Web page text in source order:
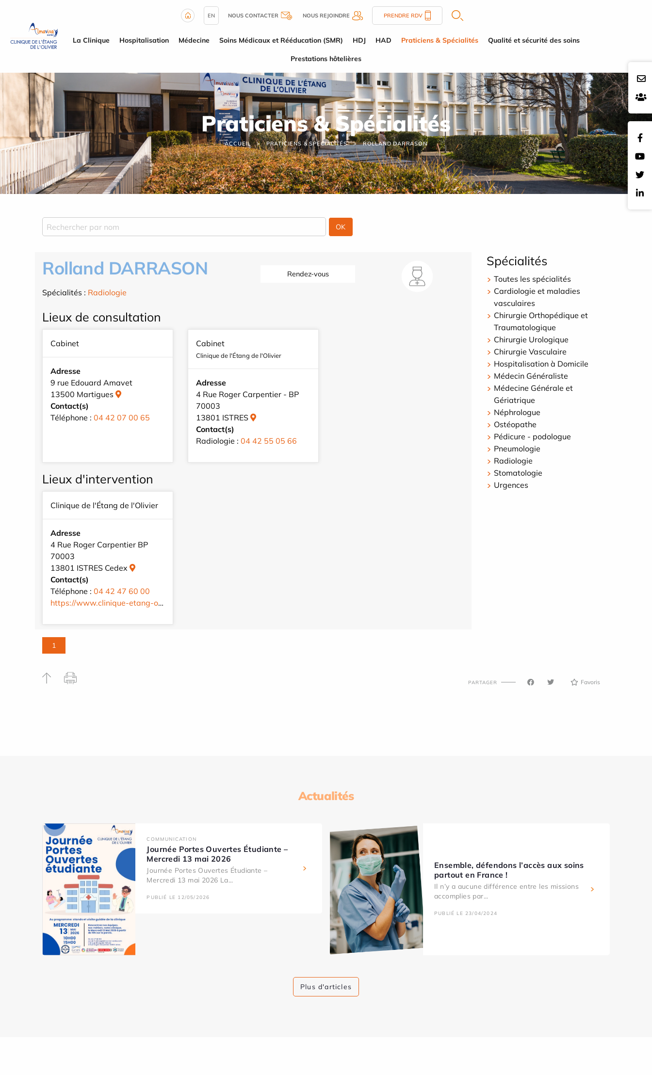
EN NOUS CONTACTER NOUS REJOINDRE PRENDRE RDV
La Clinique Hospitalisation Médecine Soins Médicaux et Rééducation (SMR) HDJ HAD Praticiens & Spécialités Qualité et sécurité des soins
Prestations hôtelières
Praticiens & Spécialités
ACCUEIL PRATICIENS & SPÉCIALITÉS ROLLAND DARRASON
Rolland DARRASON
Spécialités : Radiologie
Rendez-vous
Lieux de consultation
Cabinet
Adresse
9 rue Edouard Amavet
13500 Martigues
Contact(s)
Téléphone : 04 42 07 00 65
Cabinet
Clinique de l'Étang de l'Olivier
Adresse
4 Rue Roger Carpentier - BP
70003
13801 ISTRES
Contact(s)
Radiologie : 04 42 55 05 66
Lieux d'intervention
Clinique de l'Étang de l'Olivier
Adresse
4 Rue Roger Carpentier BP
70003
13801 ISTRES Cedex
Contact(s)
Téléphone : 04 42 47 60 00
https://www.clinique-etang-olivier.fr/fr/
1
Spécialités
Toutes les spécialités
Cardiologie et maladies
vasculaires
Chirurgie Orthopédique et
Traumatologique
Chirurgie Urologique
Chirurgie Vasculaire
Hospitalisation à Domicile
Médecin Généraliste
Médecine Générale et
Gériatrique
Néphrologue
Ostéopathe
Pédicure - podologue
Pneumologie
Radiologie
Stomatologie
Urgences
PARTAGER Favoris
Actualités
COMMUNICATION
Journée Portes Ouvertes Étudiante –
Mercredi 13 mai 2026
Journée Portes Ouvertes Étudiante –
Mercredi 13 mai 2026 La...
PUBLIÉ LE 12/05/2026
Ensemble, défendons l’accès aux soins
partout en France !
Il n’y a aucune différence entre les missions
accomplies par...
PUBLIÉ LE 23/04/2024
Plus d'articles